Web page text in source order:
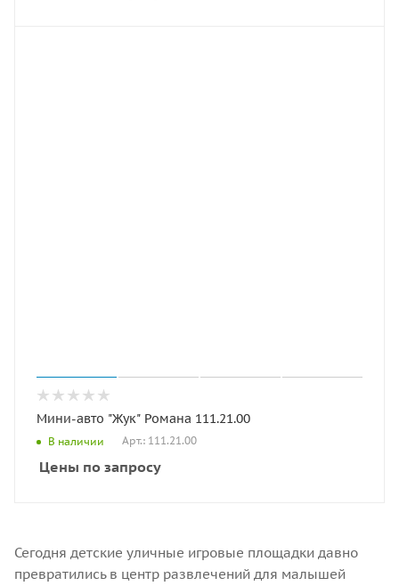
Мини-авто "Жук" Романа 111.21.00
В наличии Арт.: 111.21.00
Цены по запросу
Сегодня детские уличные игровые площадки давно
превратились в центр развлечений для малышей